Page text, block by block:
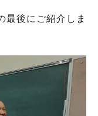
最後にご紹介しま